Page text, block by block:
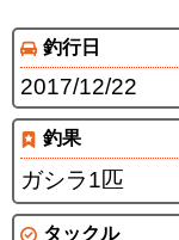
釣行日
2017/12/22
釣果
ガシラ1匹
タックル